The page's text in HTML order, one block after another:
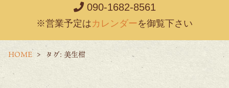
090-1682-8561
※営業予定はカレンダーを御覧下さい
HOME タグ: 美生柑